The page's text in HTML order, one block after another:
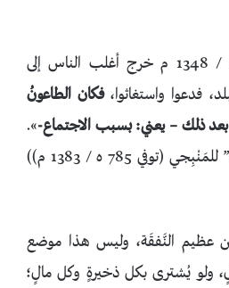
«في طاعون سنة 749 هـ / 1348 م خرج أغلب الناس إلى
فدعوا واستغاثوا،فكان الطاعونُ
بعد ذلك – يعني: بسبب الاجتماع-».
785 ه / 1383 م))
النَّفقَة، وليس هذا موضع
ولو يُشترى بكل ذخيرةٍ وكل مالٍ؛